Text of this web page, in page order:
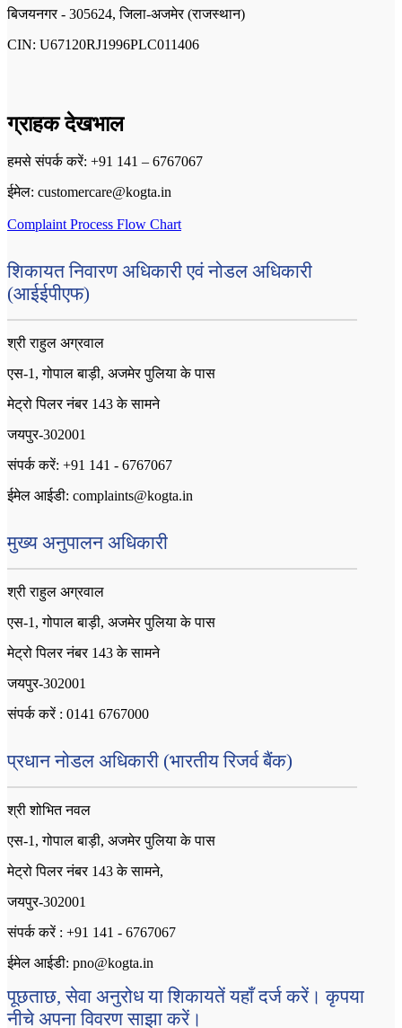
बिजयनगर - 305624, जिला-अजमेर (राजस्थान)
CIN: U67120RJ1996PLC011406
ग्राहक देखभाल
हमसे संपर्क करें: +91 141 – 6767067
ईमेल: customercare@kogta.in
Complaint Process Flow Chart
शिकायत निवारण अधिकारी एवं नोडल अधिकारी
(आईईपीएफ)
श्री राहुल अग्रवाल
एस-1, गोपाल बाड़ी, अजमेर पुलिया के पास
मेट्रो पिलर नंबर 143 के सामने
जयपुर-302001
संपर्क करें: +91 141 - 6767067
ईमेल आईडी: complaints@kogta.in
मुख्य अनुपालन अधिकारी
श्री राहुल अग्रवाल
एस-1, गोपाल बाड़ी, अजमेर पुलिया के पास
मेट्रो पिलर नंबर 143 के सामने
जयपुर-302001
संपर्क करें : 0141 6767000
प्रधान नोडल अधिकारी (भारतीय रिजर्व बैंक)
श्री शोभित नवल
एस-1, गोपाल बाड़ी, अजमेर पुलिया के पास
मेट्रो पिलर नंबर 143 के सामने,
जयपुर-302001
संपर्क करें : +91 141 - 6767067
ईमेल आईडी: pno@kogta.in
पूछताछ, सेवा अनुरोध या शिकायतें यहाँ दर्ज करें। कृपया
नीचे अपना विवरण साझा करें।